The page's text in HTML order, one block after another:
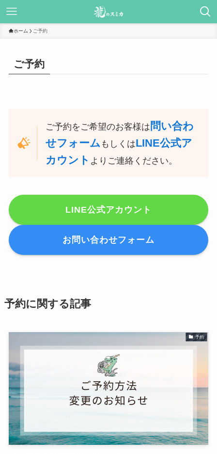
ホーム ご予約
ご予約
ご予約をご希望のお客様は 問い合わ
せフォーム もしくはLINE公式ア
カウント よりご連絡ください。
LINE公式アカウント
お問い合わせフォーム
予約に関する記事
予約